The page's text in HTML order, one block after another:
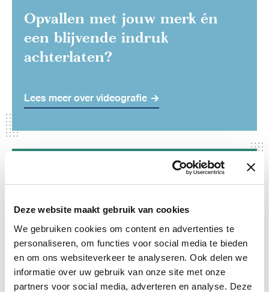
Deze website maakt gebruik van cookies
We gebruiken cookies om content en advertenties te
personaliseren, om functies voor social media te bieden
en om ons websiteverkeer te analyseren. Ook delen we
informatie over uw gebruik van onze site met onze
partners voor social media, adverteren en analyse. Deze
Opvallen met jouw merk én
een blijvende indruk
achterlaten?
Lees meer over videografie
SOMS IS EEN SIMPEL PLAATJE NIET
GENOEG OM JE BOODSCHAP OVER TE
MOTION DESIGN!
Je doelgroep aanspreken met
bewegend beeld?